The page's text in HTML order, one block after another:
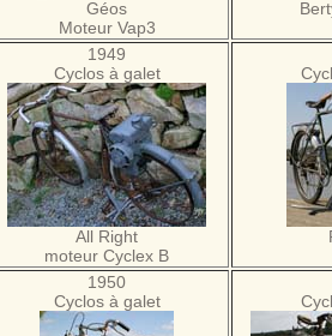
Géos
Moteur Vap3
1949
Cyclos à galet
All Right
moteur Cyclex B
1950
Cyclos à galet